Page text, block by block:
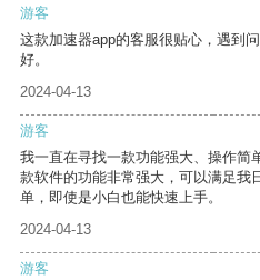
游客
这款加速器app的客服很贴心，遇到
好。
2024-04-13
游客
我一直在寻找一款功能强大、操作简
款软件的功能非常强大，可以满足我
单，即使是小白也能快速上手。
2024-04-13
游客